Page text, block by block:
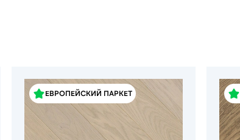
ЕВРОПЕЙСКИЙ ПАРКЕТ